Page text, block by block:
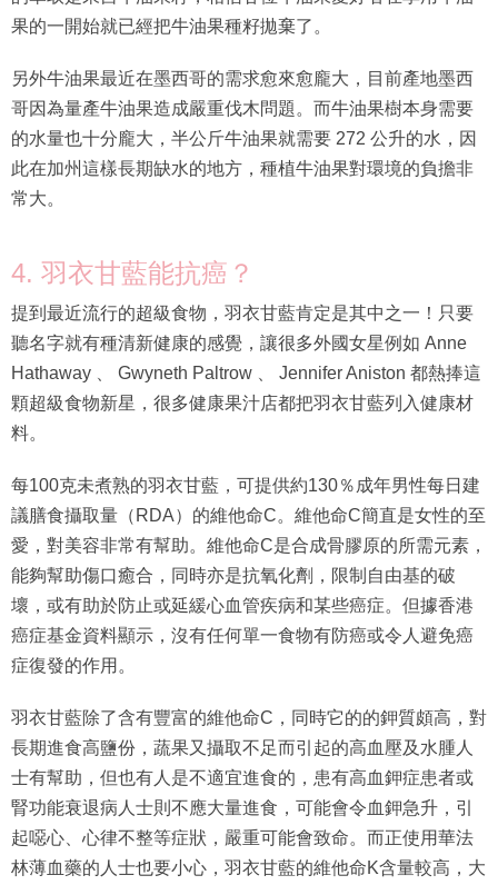
哥因為量產牛油果造成嚴重伐木問題。而牛油果樹本身需要
的水量也十分龐大，半公斤牛油果就需要 272 公升的水，因
此在加州這樣長期缺水的地方，種植牛油果對環境的負擔非
常大。
提到最近流行的超級食物，羽衣甘藍肯定是其中之一！只要
Hathaway 、 Gwyneth Paltrow 、 Jennifer Aniston 都熱捧這
顆超級食物新星，很多健康果汁店都把羽衣甘藍列入健康材
每100克未煮熟的羽衣甘藍，可提供約130％成年男性每日建
愛，對美容非常有幫助。維他命C是合成骨膠原的所需元素，
能夠幫助傷口癒合，同時亦是抗氧化劑，限制自由基的破
壞，或有助於防止或延緩心血管疾病和某些癌症。但據香港
癌症基金資料顯示，沒有任何單一食物有防癌或令人避免癌
症復發的作用。
羽衣甘藍除了含有豐富的維他命C，同時它的的鉀質頗高，對
士有幫助，但也有人是不適宜進食的，患有高血鉀症患者或
腎功能衰退病人士則不應大量進食，可能會令血鉀急升，引
起噁心、心律不整等症狀，嚴重可能會致命。而正使用華法
林薄血藥的人士也要小心，羽衣甘藍的維他命K含量較高，大
量進食可能會減低藥效，導致凝血情況。